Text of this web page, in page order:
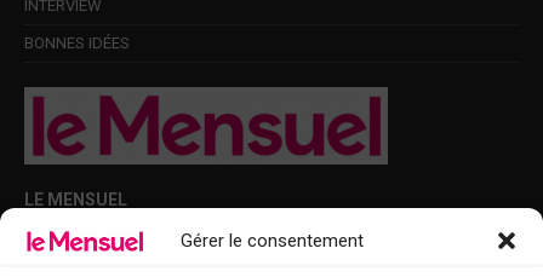
Gérer le consentement
INTERVIEW
BONNES IDÉES
LE MENSUEL
Points de diffusion Var et Alpes-Maritimes : oû trouver Le Mensuel ?